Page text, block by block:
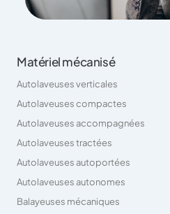
Matériel mécanisé
Autolaveuses verticales
Autolaveuses compactes
Autolaveuses accompagnées
Autolaveuses tractées
Autolaveuses autoportées
Autolaveuses autonomes
Balayeuses mécaniques